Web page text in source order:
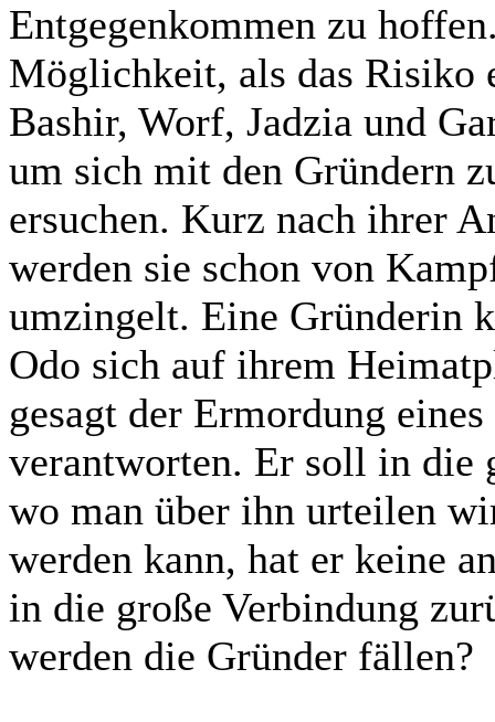
Entgegenkommen zu
Möglichkeit, als das Risiko
Bashir, Worf, Jadzia und
um sich mit den Gründern
ersuchen. Kurz nach ihrer
werden sie schon von
umzingelt. Eine Gründerin
Odo sich auf ihrem
gesagt der Ermordung
verantworten. Er soll in die
wo man über ihn urteilen
werden kann, hat er keine
in die große Verbindung
werden die Gründer fällen?